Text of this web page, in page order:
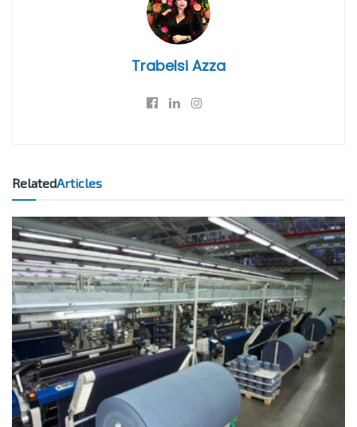
Trabelsi Azza
RelatedArticles